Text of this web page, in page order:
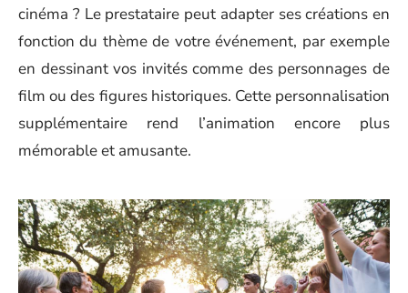
cinéma ? Le prestataire peut adapter ses créations en
fonction du thème de votre événement, par exemple
en dessinant vos invités comme des personnages de
film ou des figures historiques. Cette personnalisation
supplémentaire rend l’animation encore plus
mémorable et amusante.